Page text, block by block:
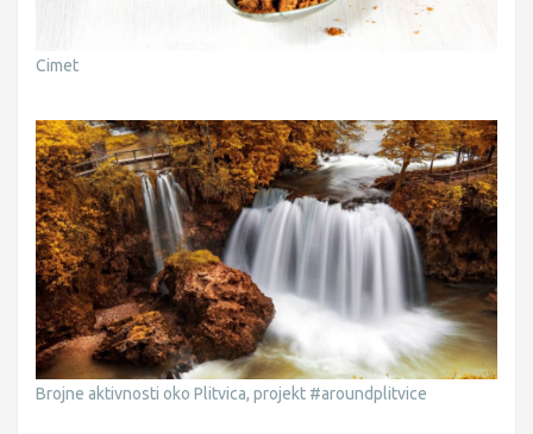
Cimet
Brojne aktivnosti oko Plitvica, projekt #aroundplitvice